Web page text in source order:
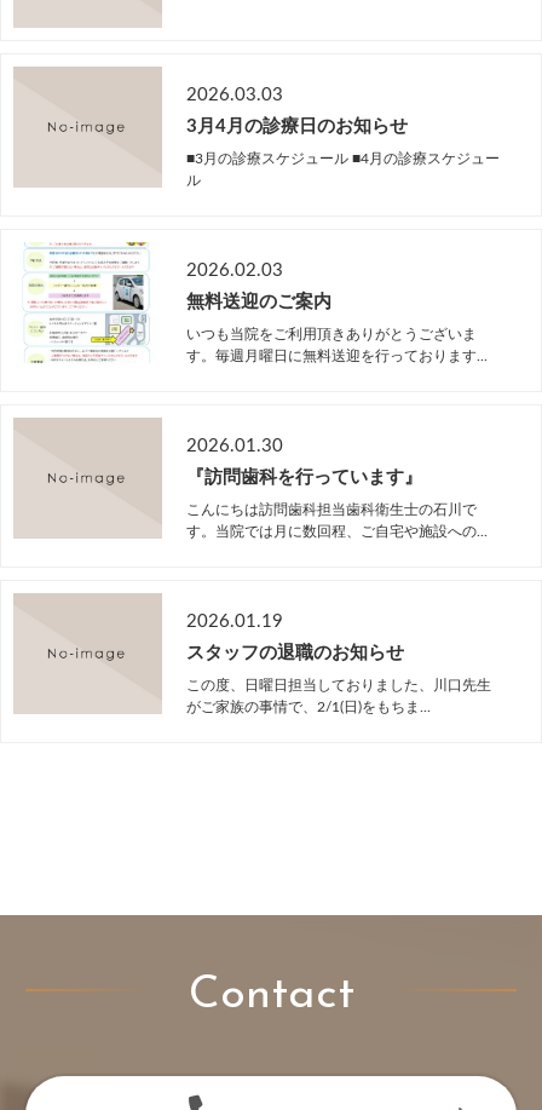
2026.03.03
3月4月の診療日のお知らせ
■3月の診療スケジュール ■4月の診療スケジュー
ル
2026.02.03
無料送迎のご案内
いつも当院をご利用頂きありがとうございま
す。毎週月曜日に無料送迎を行っております...
2026.01.30
『訪問歯科を行っています』
こんにちは訪問歯科担当歯科衛生士の石川で
す。当院では月に数回程、ご自宅や施設への...
2026.01.19
スタッフの退職のお知らせ
この度、日曜日担当しておりました、川口先生
がご家族の事情で、2/1(日)をもちま...
Contact